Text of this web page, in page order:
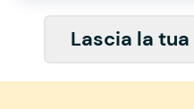
Lascia la